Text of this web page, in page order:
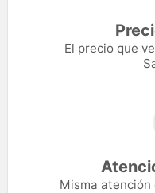
El precio que
Misma